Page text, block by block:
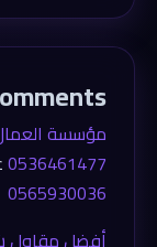
مؤسسة
0536461477
0565930036
أفضل مقاول شبوك